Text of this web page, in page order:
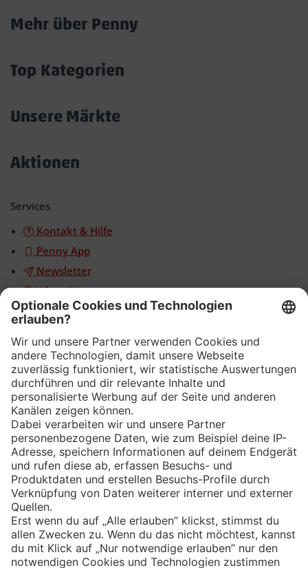
Mehr über Penny
Top Kategorien
Unsere Märkte
Aktionen
Services
Kontakt & Hilfe
Penny App
Newsletter
WhatsApp
App
Eishockey